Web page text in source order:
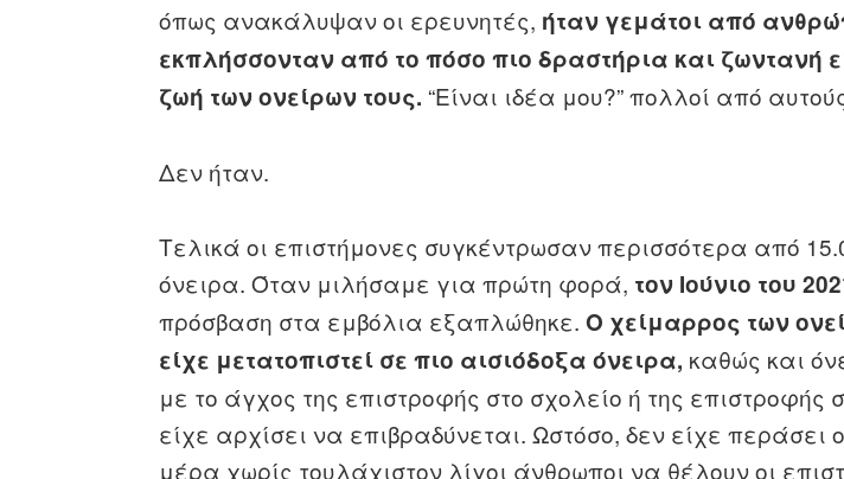
όπως ανακάλυψαν οι ερευνητές, ήταν γεμάτοι από
εκπλήσσονταν από το πόσο πιο δραστήρια και ζωντανή
ζωή των ονείρων τους. “Είναι ιδέα μου?” πολλοί από
Δεν ήταν.
Tελικά οι επιστήμονες συγκέντρωσαν περισσότερα από
όνειρα. Όταν μιλήσαμε για πρώτη φορά, τον Ιούνιο του
πρόσβαση στα εμβόλια εξαπλώθηκε.Ο χείμαρρος των
είχε μετατοπιστεί σε πιο αισιόδοξα όνειρα, καθώς και
με το άγχος της επιστροφής στο σχολείο ή της επιστροφής
είχε αρχίσει να επιβραδύνεται. Ωστόσο, δεν είχε περάσει
μέρα χωρίς τουλάχιστον λίγοι άνθρωποι να θέλουν οι